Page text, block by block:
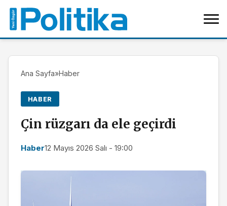
Ana Sayfa»Haber
HABER
Çin rüzgarı da ele geçirdi
Haber12 Mayıs 2026 Salı - 19:00